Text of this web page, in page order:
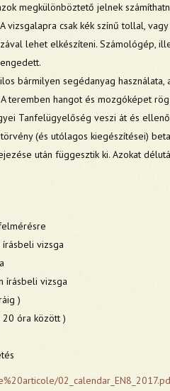
megkülönböztető jelnek
vizsgalapra csak kék színű tollal,
lehet elkészíteni. Számológép,
bármilyen segédanyag használata,
teremben hangot és mozgóképet
Tanfelügyelőség veszi át és
(és utólagos kiegészítései)
után függesztik ki. Azokat
vizsga
írásbeli vizsga
)
20 óra között )